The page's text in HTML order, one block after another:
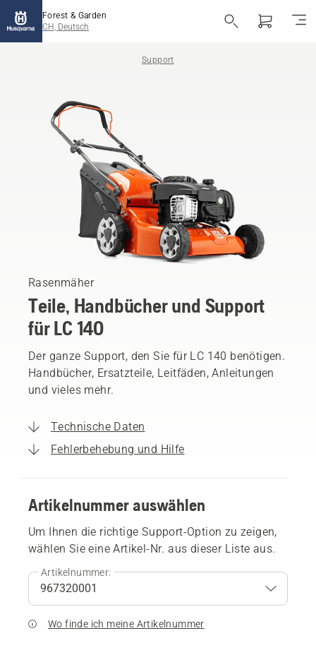
Forest & Garden
CH, Deutsch
Support
Rasenmäher
Teile, Handbücher und Support
für LC 140
Der ganze Support, den Sie für LC 140 benötigen.
Handbücher, Ersatzteile, Leitfäden, Anleitungen
und vieles mehr.
Technische Daten
Fehlerbehebung und Hilfe
Artikelnummer auswählen
Um Ihnen die richtige Support-Option zu zeigen,
wählen Sie eine Artikel-Nr. aus dieser Liste aus.
Artikelnummer:
Wo finde ich meine Artikelnummer